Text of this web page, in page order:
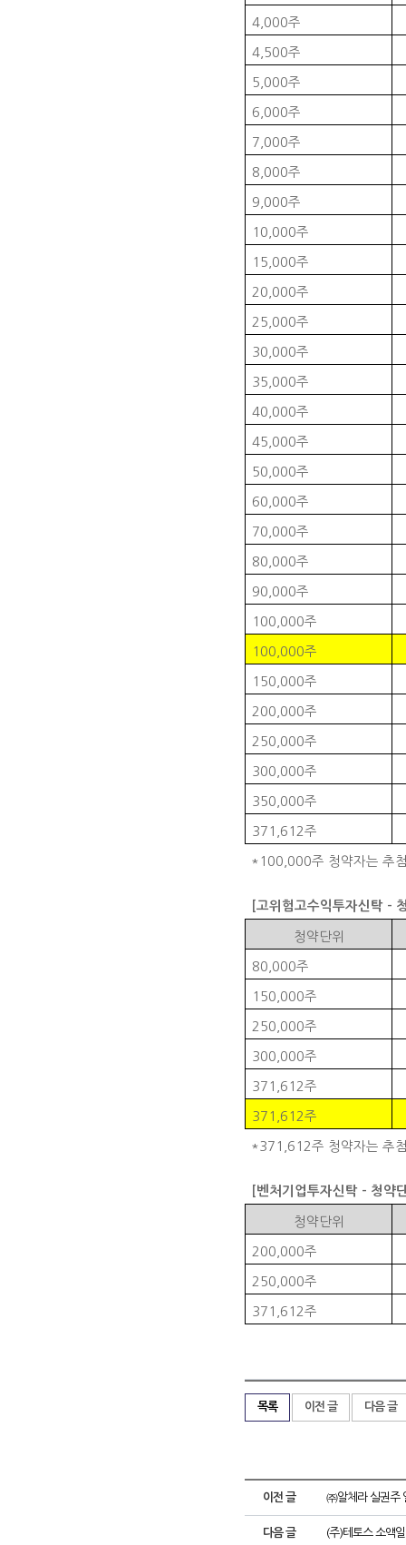
4,000주
4,500주
5,000주
6,000주
7,000주
8,000주
9,000주
10,000주
15,000주
20,000주
25,000주
30,000주
35,000주
40,000주
45,000주
50,000주
60,000주
70,000주
80,000주
90,000주
100,000주
100,000주
150,000주
200,000주
250,000주
300,000주
350,000주
371,612주
*100,000주 청약자는 추
고위험고수익투자신탁-
청약단위
80,000주
150,000주
250,000주
300,000주
371,612주
371,612주
*371,612주 청약자는 추
벤처기업투자신탁- 청약
청약단위
200,000주
250,000주
371,612주
목록 이전 글 다음 글
이전 글 ㈜알체라 실권주
다음 글 (주)테토스 소액